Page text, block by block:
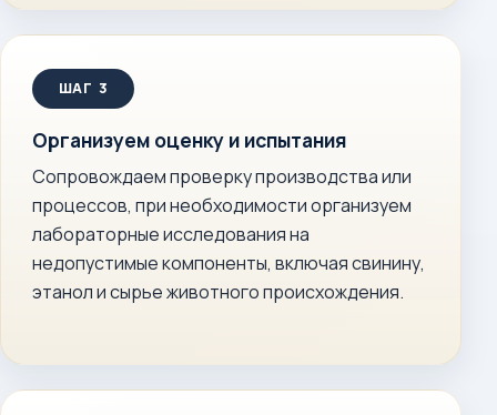
Организуем оценку и испытания
Сопровождаем проверку производства или
процессов, при необходимости организуем
лабораторные исследования на
недопустимые компоненты, включая свинину,
этанол и сырье животного происхождения.